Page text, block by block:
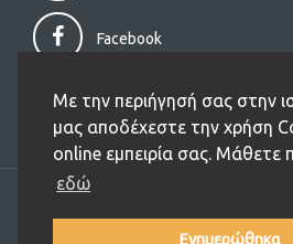
Με την περιήγησή σας στην
μας αποδέχεστε την χρήση
online εμπειρία σας. Μάθετε
εδώ
Ενημερώθηκα
Facebook
Copyright (C) 2026 Ikarospet.gr.
Designed and Developed byJIT